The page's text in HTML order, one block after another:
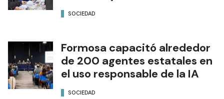
SOCIEDAD
Formosa capacitó alrededor
de 200 agentes estatales en
el uso responsable de la IA
SOCIEDAD